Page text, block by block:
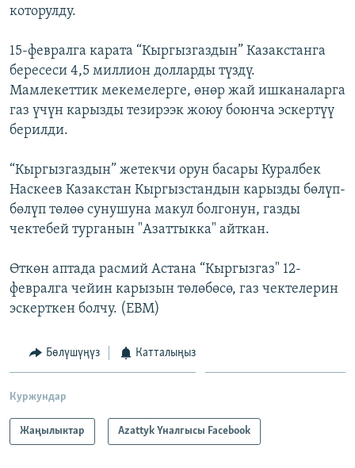
АЗАТТЫК+
ЫҢГАЙСЫЗ СУРООЛОР
ЭЕ/АРнун бардык сайттары
которулду.
15-февралга карата “Кыргызгаздын” Казакстанга
бересеси 4,5 миллион долларды түздү.
Мамлекеттик мекемелерге, өнөр жай ишканаларга
газ үчүн карызды тезирээк жоюу боюнча эскертүү
берилди.
“Кыргызгаздын” жетекчи орун басары Куралбек
Наскеев Казакстан Кыргызстандын карызды бөлүп-
бөлүп төлөө сунушуна макул болгонун, газды
чектебей турганын "Азаттыкка" айткан.
Өткөн аптада расмий Астана “Кыргызгаз" 12-
февралга чейин карызын төлөбөсө, газ чектелерин
эскерткен болчу. (EBM)
Бөлүшүңүз Катталыңыз
Куржундар
Жаңылыктар Azattyk Үналгысы Facebook